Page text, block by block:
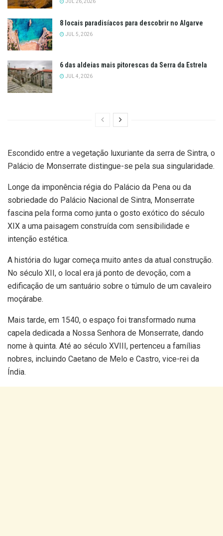
JUL 26, 2026
8 locais paradisíacos para descobrir no Algarve
JUL 5, 2026
6 das aldeias mais pitorescas da Serra da Estrela
JUL 4, 2026
Escondido entre a vegetação luxuriante da serra de Sintra, o
Palácio de Monserrate distingue-se pela sua singularidade.
Longe da imponência régia do Palácio da Pena ou da
sobriedade do Palácio Nacional de Sintra, Monserrate
fascina pela forma como junta o gosto exótico do século
XIX a uma paisagem construída com sensibilidade e
intenção estética.
A história do lugar começa muito antes da atual construção.
No século XII, o local era já ponto de devoção, com a
edificação de um santuário sobre o túmulo de um cavaleiro
moçárabe.
Mais tarde, em 1540, o espaço foi transformado numa
capela dedicada a Nossa Senhora de Monserrate, dando
nome à quinta. Até ao século XVIII, pertenceu a famílias
nobres, incluindo Caetano de Melo e Castro, vice-rei da
Índia.